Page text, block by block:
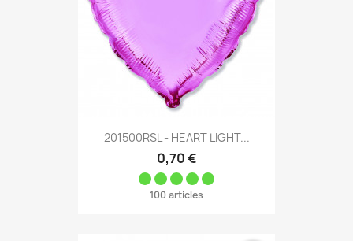
201500RSL - HEART LIGHT...
0,70 €
100 articles